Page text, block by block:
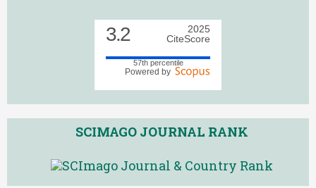
3.2
2025
CiteScore
57th percentile
Powered by
SCIMAGO JOURNAL RANK